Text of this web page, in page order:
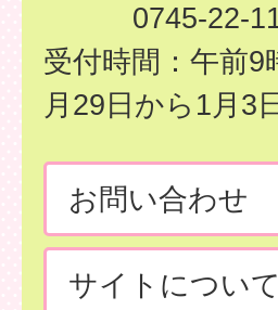
0745-22-
受付時間：午前9
月29日から1月3
お問い合わせ
サイトについて